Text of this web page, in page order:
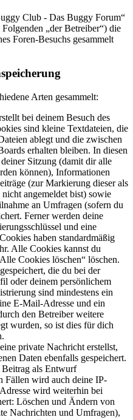
Club - Das Buggy Forum“
„der Betreiber“) die
Foren-Besuchs gesammelt
Arten gesammelt:
bei deinem Besuch des
sind kleine Textdateien, die
ablegt und die zwischen
erhalten bleiben. In diesen
Sitzung (damit dir alle
können), Informationen
(zur Markierung dieser als
nicht angemeldet bist) sowie
an Umfragen (sofern du
Ferner werden deine
und eine
haben standardmäßig
Alle Cookies kannst du
Cookies löschen“ löschen.
die du bei der
oder deinem persönlichem
sind mindestens ein
E-Mail-Adresse und ein
den Betreiber weitere
wurden, so ist dies für dich
private Nachricht erstellst,
Daten ebenfalls gespeichert.
als Entwurf
Fällen wird auch deine IP-
wird weiterhin bei
Löschen und Ändern von
Nachrichten und Umfragen),